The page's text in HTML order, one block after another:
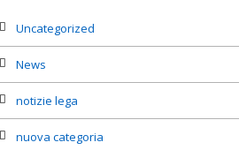
Uncategorized
News
notizie lega
nuova categoria